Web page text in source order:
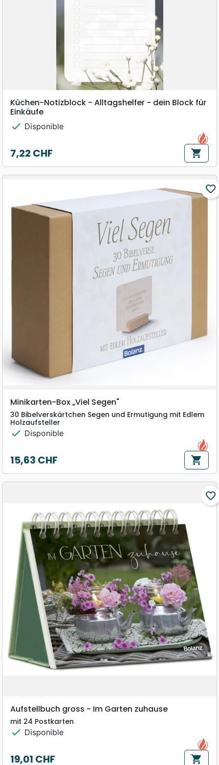
Küchen-Notizblock - Alltagshelfer - dein Block für
Einkäufe
check Disponible
Prix
7,22 CHF shopping_cart
favorite_border
Minikarten-Box „Viel Segen"
30 Bibelverskärtchen Segen und Ermutigung mit Edlem
Holzaufsteller
check Disponible
Prix
15,63 CHF shopping_cart
favorite_border
Aufstellbuch gross - Im Garten zuhause
mit 24 Postkarten
check Disponible
19,01 CHF shopping_cart